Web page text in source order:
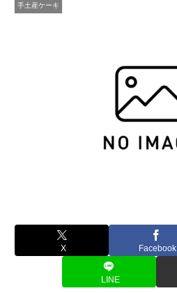
手土産ケーキ
X Facebook
LINE